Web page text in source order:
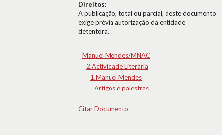
Direitos:
A publicação, total ou parcial, deste documento
exige prévia autorização da entidade
detentora.
Manuel Mendes/MNAC
2.Actividade Literária
1.Manuel Mendes
Artigos e palestras
Citar Documento